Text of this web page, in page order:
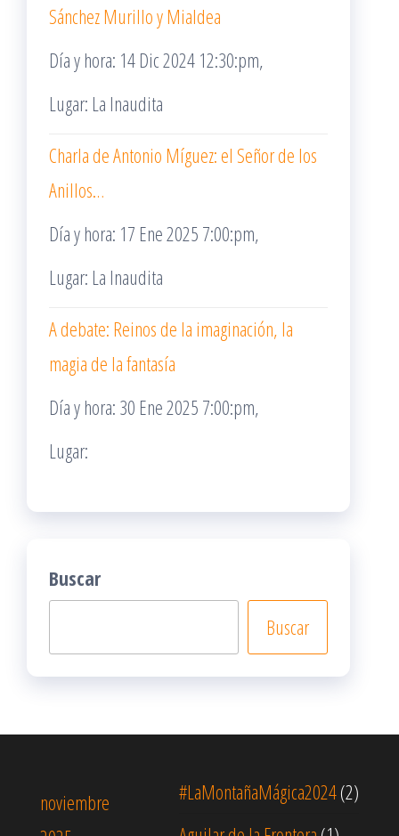
Sánchez Murillo y Mialdea
Día y hora: 14 Dic 2024 12:30:pm,
Lugar: La Inaudita
Charla de Antonio Míguez: el Señor de los
Anillos…
Día y hora: 17 Ene 2025 7:00:pm,
Lugar: La Inaudita
A debate: Reinos de la imaginación, la
magia de la fantasía
Día y hora: 30 Ene 2025 7:00:pm,
Lugar:
Buscar
Buscar
#LaMontañaMágica2024(2)
noviembre